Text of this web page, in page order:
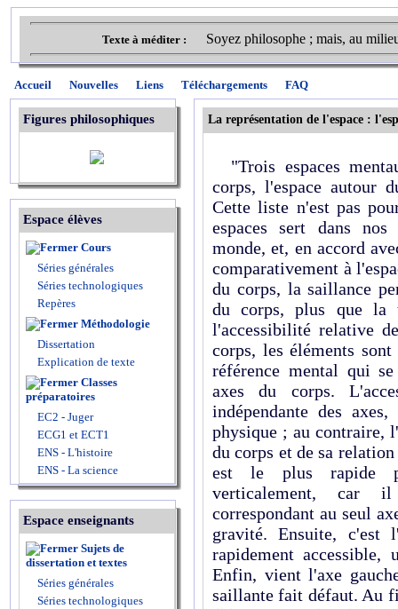
Texte à méditer : Soyez philosophe ; mais, au
Accueil Nouvelles Liens Téléchargements FAQ
Figures philosophiques
Espace élèves
Cours
Séries générales
Séries technologiques
Repères
Méthodologie
Dissertation
Explication de texte
Classes
préparatoires
EC2 - Juger
ECG1 et ECT1
ENS - L'histoire
ENS - La science
Espace enseignants
Sujets de
dissertation et textes
Séries générales
Séries technologiques
La représentation de l'espace :
"Trois espaces
corps, l'espace autour
Cette liste n'est pas
espaces sert dans
monde, et, en accord
comparativement à
du corps, la saillance
du corps, plus que la
l'accessibilité relative
corps, les éléments
référence mental qui
axes du corps.
indépendante des
physique ; au contraire,
du corps et de sa
est le plus rapide
verticalement, car
correspondant au seul
gravité. Ensuite, c'est
rapidement
Enfin, vient l'axe
saillante fait défaut. Au